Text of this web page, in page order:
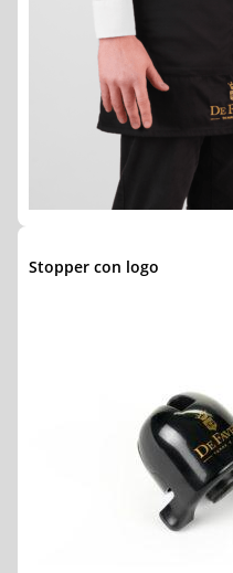
Stopper con logo